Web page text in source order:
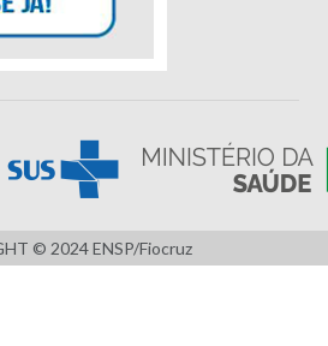
© 2024 ENSP/Fiocruz